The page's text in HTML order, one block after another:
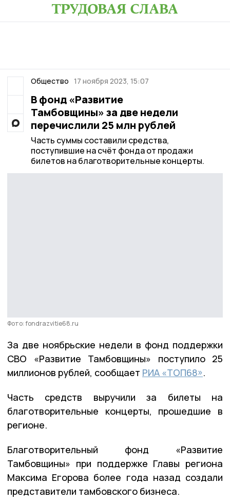
Общество 17 ноября 2023, 15:07
В фонд «Развитие
Тамбовщины» за две недели
перечислили 25 млн рублей
Часть суммы составили средства,
поступившие на счёт фонда от продажи
билетов на благотворительные концерты.
Фото: fondrazvitie68.ru
За две ноябрьские недели в фонд поддержки
СВО «Развитие Тамбовщины» поступило 25
миллионов рублей, сообщает РИА «ТОП68».
Часть средств выручили за билеты на
благотворительные концерты, прошедшие в
регионе.
Благотворительный фонд «Развитие
Тамбовщины» при поддержке Главы региона
Максима Егорова более года назад создали
представители тамбовского бизнеса.